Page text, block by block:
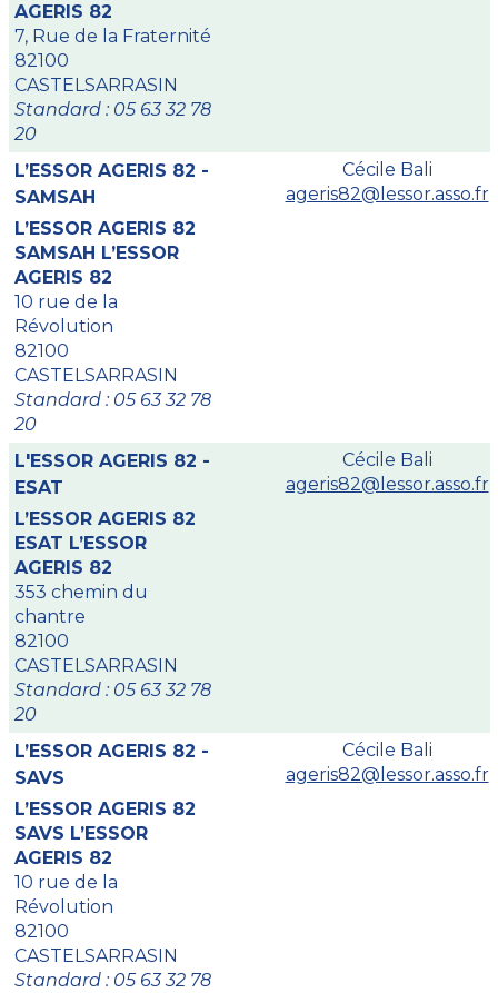
AGERIS 82
7, Rue de la Fraternité
82100
CASTELSARRASIN
Standard : 05 63 32 78
20
L’ESSOR AGERIS 82 -
SAMSAH
L’ESSOR AGERIS 82
SAMSAH L’ESSOR
AGERIS 82
10 rue de la
Révolution
82100
CASTELSARRASIN
Standard : 05 63 32 78
20
Cécile Bali
ageris82@lessor.asso.fr
L'ESSOR AGERIS 82 -
ESAT
L’ESSOR AGERIS 82
ESAT L’ESSOR
AGERIS 82
353 chemin du
chantre
82100
CASTELSARRASIN
Standard : 05 63 32 78
20
Cécile Bali
ageris82@lessor.asso.fr
L’ESSOR AGERIS 82 -
SAVS
L’ESSOR AGERIS 82
SAVS L’ESSOR
AGERIS 82
10 rue de la
Révolution
82100
CASTELSARRASIN
Standard : 05 63 32 78
Cécile Bali
ageris82@lessor.asso.fr